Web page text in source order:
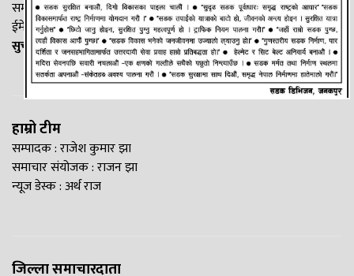
सम्पर्क नं. : +977-9844100829
ईमेल:Madheshtopnews@gmail.com
सुचना विभाग दर्ता नं. २५४०/२०७७/७८
हाम्रो टीम
सम्पादक : राजेश कुमार झा
समाचार संयोजक : राजन झा
न्यूज डेस्क : अर्थ राज
जिल्ला समाचारदाता